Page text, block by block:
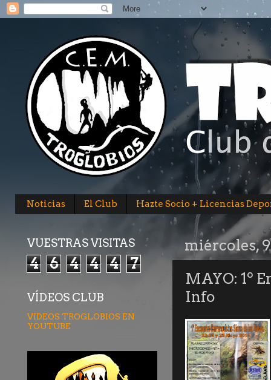
Noticias El Club Hazte Socio + Licencias
miércoles,
MAYO: 1º
Info
VUESTRAS VISITAS
4 6 4 4 4 7
VÍDEOS CLUB
VIDEOS TROGLOBIOS EN
YOUTUBE